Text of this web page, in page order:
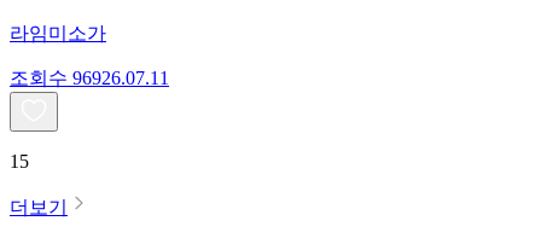
라임미소가
조회수 96926.07.11
15
더보기